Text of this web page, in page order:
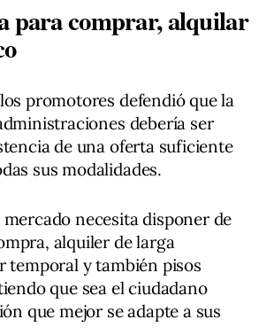
para comprar, alquilar
promotores defendió que la
debería ser
de una oferta suficiente
sus modalidades.
necesita disponer de
alquiler de larga
temporal y también pisos
que sea el ciudadano
que mejor se adapte a sus